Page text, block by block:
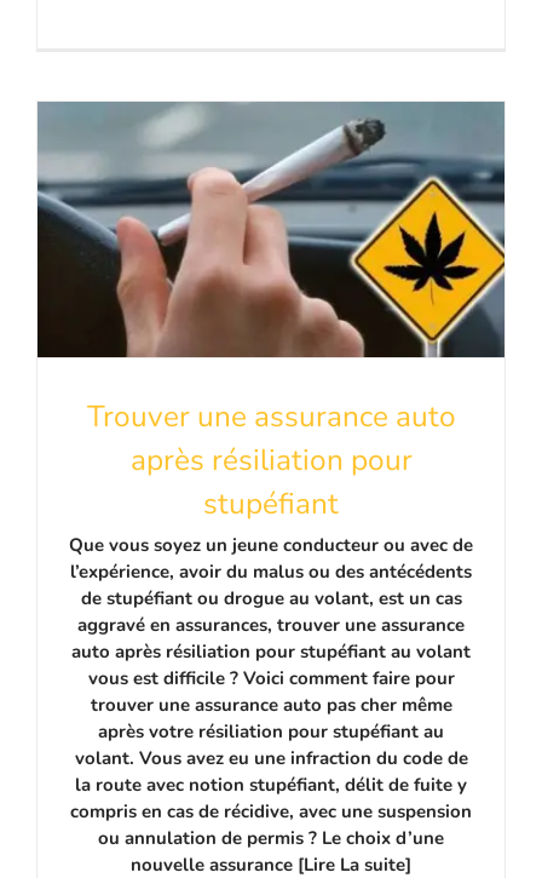
Trouver une assurance auto
après résiliation pour
stupéfiant
Que vous soyez un jeune conducteur ou avec de
l’expérience, avoir du malus ou des antécédents
de stupéfiant ou drogue au volant, est un cas
aggravé en assurances, trouver une assurance
auto après résiliation pour stupéfiant au volant
vous est difficile ? Voici comment faire pour
trouver une assurance auto pas cher même
après votre résiliation pour stupéfiant au
volant. Vous avez eu une infraction du code de
la route avec notion stupéfiant, délit de fuite y
compris en cas de récidive, avec une suspension
ou annulation de permis ? Le choix d’une
nouvelle assurance [Lire La suite]